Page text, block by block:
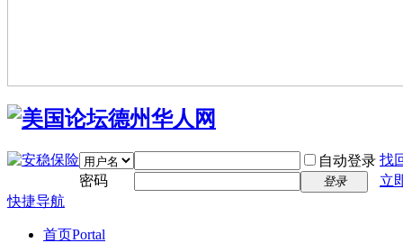
自动登录 找
密码
登录
立
快捷导航
首页Portal